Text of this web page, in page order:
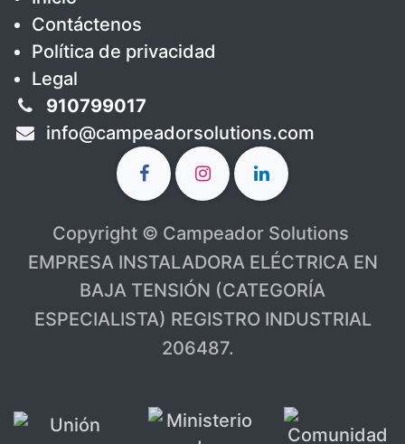
Contáctenos
Política de privacidad
Legal
910799017
info@campeadorsolutions.com
Copyright © Campeador Solutions
EMPRESA INSTALADORA ELÉCTRICA EN
BAJA TENSIÓN (CATEGORÍA
ESPECIALISTA) REGISTRO INDUSTRIAL
206487.